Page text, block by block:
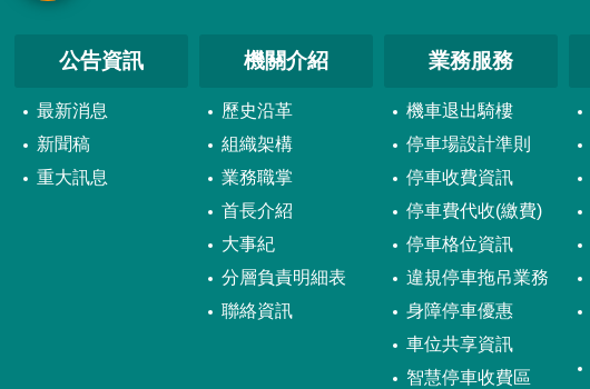
公告資訊
最新消息
新聞稿
重大訊息
機關介紹
歷史沿革
組織架構
業務職掌
首長介紹
大事紀
分層負責明細表
聯絡資訊
業務服務
機車退出騎樓
停車場設計準則
停車收費資訊
停車費代收(繳費)
停車格位資訊
違規停車拖吊業務
身障停車優惠
車位共享資訊
智慧停車收費區